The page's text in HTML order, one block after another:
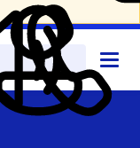
Lees
voor
Mijn
DNB
Contact